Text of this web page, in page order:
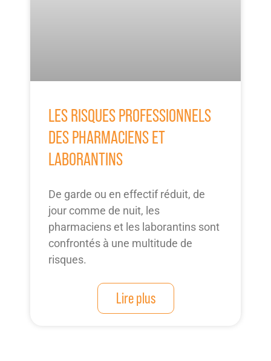
LES RISQUES PROFESSIONNELS
DES PHARMACIENS ET
LABORANTINS
De garde ou en effectif réduit, de
jour comme de nuit, les
pharmaciens et les laborantins sont
confrontés à une multitude de
risques.
Lire plus